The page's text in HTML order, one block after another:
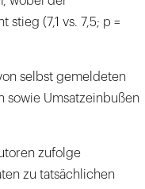
(7,1 vs. 7,5; p =
selbst gemeldeten
sowie Umsatzeinbußen
zufolge
zu tatsächlichen